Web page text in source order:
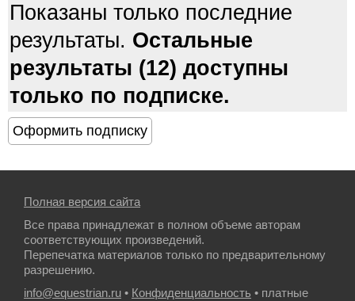
Показаны только последние
результаты. Остальные
результаты (12) доступны
только по подписке.
Полная версия сайта
Все права принадлежат в полном объеме авторам
соответствующих произведений.
Перепечатка материалов только по предварительному
разрешению.
info@equestrian.ru • Конфиденциальность • платные